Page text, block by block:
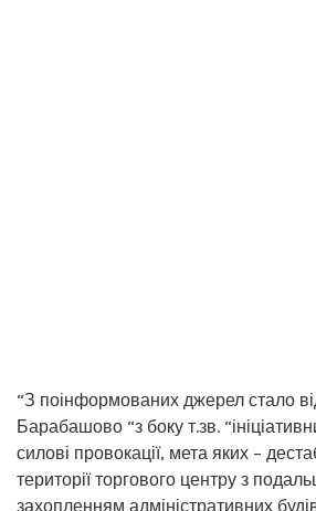
“З поінформованих джерел стало
Барабашово “з боку т.зв.
силові провокації, мета яких –
території торгового центру з
захопленням адміністративних